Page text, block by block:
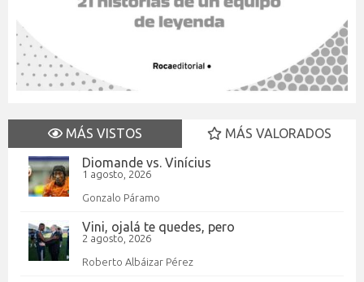
MÁS VISTOS
MÁS VALORADOS
Diomande vs. Vinícius
1 agosto, 2026
Gonzalo Páramo
Vini, ojalá te quedes, pero
2 agosto, 2026
Roberto Albáizar Pérez